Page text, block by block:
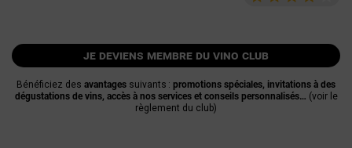
je deviens membre du vino club
Bénéficiez des avantages suivants : promotions spéciales, invitations à des
dégustations de vins, accès à nos services et conseils personnalisés… (voir le
règlement du club)